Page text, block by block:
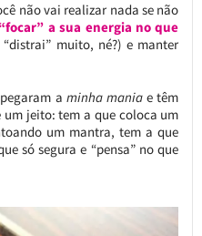
não vai realizar nada se não
a sua energia no que
muito, né?) e manter
a minha mania e têm
jeito: tem a que coloca um
um mantra, tem a que
só segura e “pensa” no que